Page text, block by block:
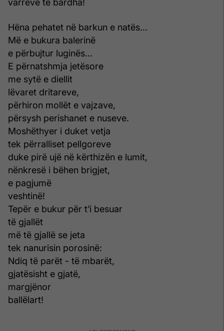
varreve të bardha!
Hëna pehatet në barkun e natës...
Më e bukura balerinë
e përbujtur luginës...
E përnatshmja jetësore
me sytë e diellit
lëvaret dritareve,
përhiron mollët e vajzave,
përsysh perishanet e nuseve.
Moshëthyer i duket vetja
tek përralliset pellgoreve
duke pirë ujë në kërthizën e lumit,
nënkresë i bëhen brigjet,
e pagjumë
veshtinë!
Tepër e bukur për t’i besuar
të gjallët
më të gjallë se jeta
tek nanurisin porosinë:
Ndiq të parët - të mbarët,
gjatësisht e gjatë,
margjënor
ballëlart!